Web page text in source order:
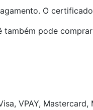
O
pode
VPAY,